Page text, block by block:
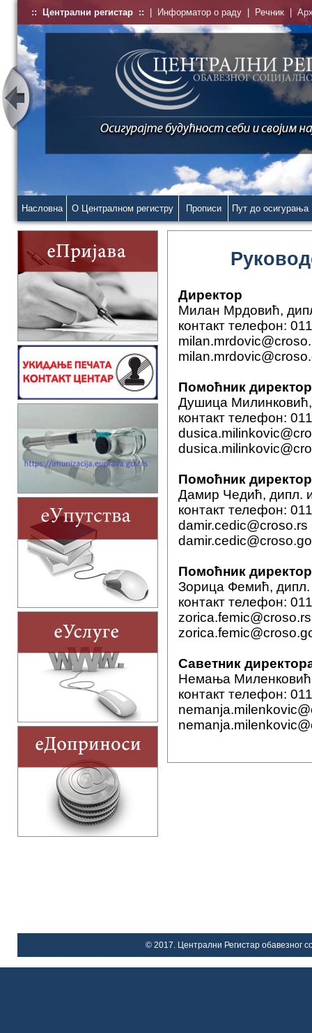
:: Централни регистар :: Информатор о раду Речник
Насловна О Централном регистру Прописи Пут до осигурања
Директор
Милан Мрдовић,
контакт телефон:
Помоћник
Душица
контакт телефон:
Помоћник
Дамир Чедић, дипл.
контакт телефон:
damir.cedic@croso.rs
Помоћник
Зорица Фемић, дипл.
контакт телефон:
zorica.femic@croso.rs
Саветник
Немања
контакт телефон:
© 2017. Централни Регистар обавезног